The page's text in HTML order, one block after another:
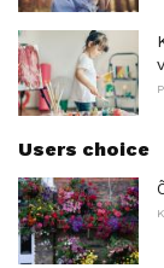
Users choice